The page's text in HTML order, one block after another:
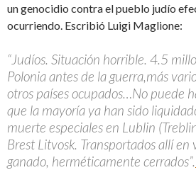
un genocidio contra el pueblo judío
ocurriendo. Escribió Luigi Maglione:
“Judíos. Situación horrible. 4.5
Polonia antes de la guerra,más
otros países ocupados…No puede
que la mayoría ya han sido
muerte especiales en Lublin
Brest Litvosk. Transportados allí en
ganado, herméticamente cerrados”.